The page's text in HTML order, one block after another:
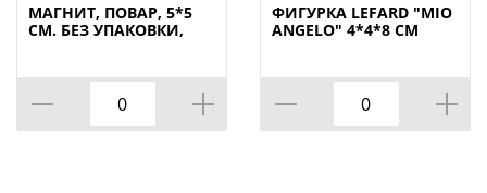
МАГНИТ, ПОВАР, 5*5
СМ. БЕЗ УПАКОВКИ,
ФИГУРКА LEFARD "MIO
ANGELO" 4*4*8 СМ